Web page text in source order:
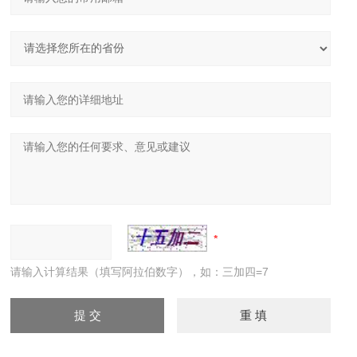
请输入计算结果（填写阿拉伯数字），如：三加四=7